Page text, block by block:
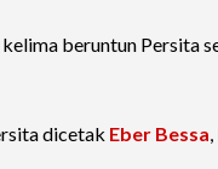
beruntun Persita
dicetak Eber Bessa